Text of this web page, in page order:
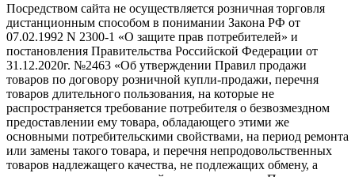
Посредством сайта не осуществляется розничная торговля
дистанционным способом в понимании Закона РФ от
07.02.1992 N 2300-1 «О защите прав потребителей» и
постановления Правительства Российской Федерации от
31.12.2020г. №2463 «Об утверждении Правил продажи
товаров по договору розничной купли-продажи, перечня
товаров длительного пользования, на которые не
распространяется требование потребителя о безвозмездном
предоставлении ему товара, обладающего этими же
основными потребительскими свойствами, на период ремонта
или замены такого товара, и перечня непродовольственных
товаров надлежащего качества, не подлежащих обмену, а